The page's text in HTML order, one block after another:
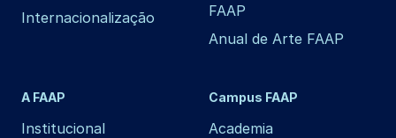
Internacionalização
FAAP
Anual de Arte FAAP
A FAAP
Institucional
Campus FAAP
Academia